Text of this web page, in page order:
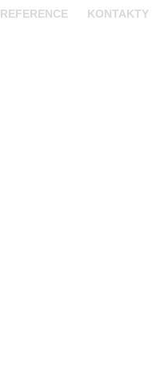
REFERENCE KONTAKTY